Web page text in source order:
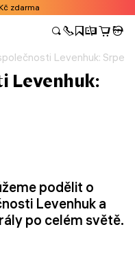
zdarma
Levenhuk: Srpen
Levenhuk:
podělit o
Levenhuk a
po celém světě.